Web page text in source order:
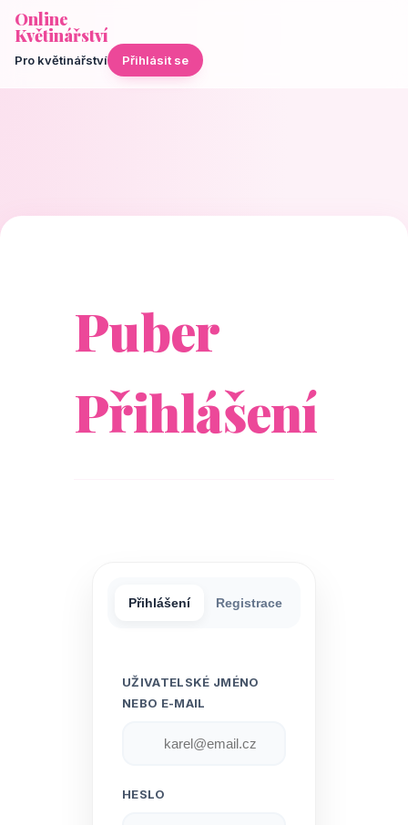
Online
Květinářství
Pro květinářství Přihlásit se
Puber
Přihlášení
Přihlášení Registrace
UŽIVATELSKÉ JMÉNO
NEBO E-MAIL
HESLO